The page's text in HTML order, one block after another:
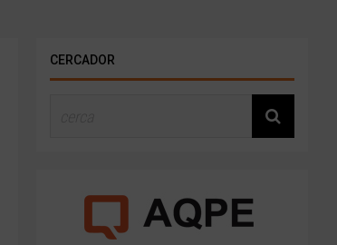
CERCADOR